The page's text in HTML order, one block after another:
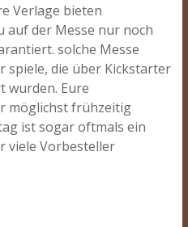
Verlage bieten
auf der Messe nur noch
solche Messe
spiele, die über Kickstarter
wurden. Eure
möglichst frühzeitig
ist sogar oftmals ein
viele Vorbesteller